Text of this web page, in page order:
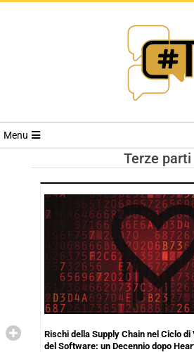
Menu
Terze parti
Rischi della Supply Chain nel Ciclo
del Software: un Decennio dopo